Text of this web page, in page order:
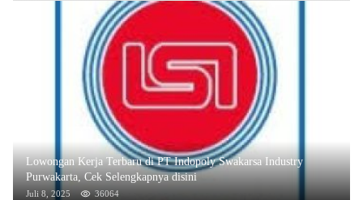
Lowongan Kerja Terbaru di PT Indopoly Swakarsa Industry
Purwakarta, Cek Selengkapnya disini
Juli 8, 2025 36064